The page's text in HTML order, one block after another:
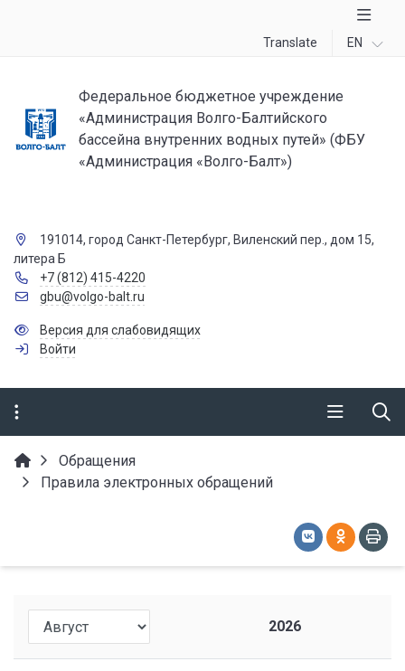
Translate EN
Федеральное бюджетное учреждение
«Администрация Волго-Балтийского
бассейна внутренних водных путей» (ФБУ
«Администрация «Волго-Балт»)
191014, город Санкт-Петербург, Виленский пер., дом 15,
литера Б
+7 (812) 415-4220
gbu@volgo-balt.ru
Версия для слабовидящих
Войти
Обращения
Правила электронных обращений
2026